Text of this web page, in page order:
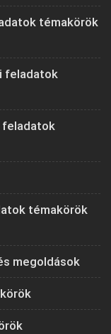
témakörök
feladatok
témakörök
megoldások